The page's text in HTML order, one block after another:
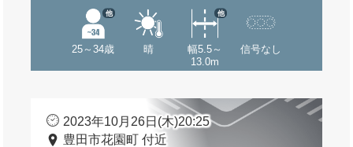
25～34歳
他
晴
幅5.5～
13.0m
他
信号なし
2023年10月26日(木)20:25
豊田市花園町 付近